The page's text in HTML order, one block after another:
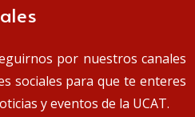
por nuestros canales
sociales para que te enteres
y eventos de la UCAT.